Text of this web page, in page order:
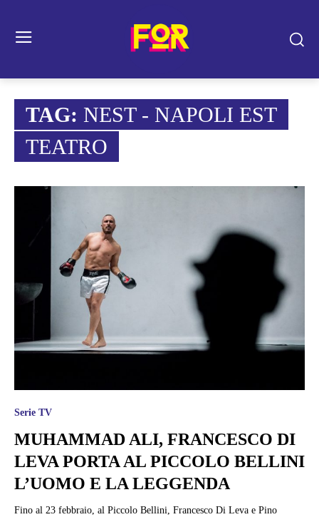
TAG: NEST - NAPOLI EST
TEATRO
Serie TV
MUHAMMAD ALI, FRANCESCO DI
LEVA PORTA AL PICCOLO BELLINI
L’UOMO E LA LEGGENDA
Fino al 23 febbraio, al Piccolo Bellini, Francesco Di Leva e Pino